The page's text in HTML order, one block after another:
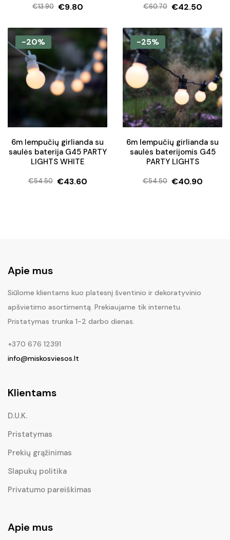
€13.90
Original
price
was:
€13.90.
€9.80
Current
price
€9.80.
€60.70
Original
price
was:
€60.70.
€42.50
Current
price
is:
€42.50.
-20%
6m lempučių girlianda su
saulės baterija G45 PARTY
LIGHTS WHITE
€54.50
Original
€43.60
Current
-25%
6m lempučių girlianda su
saulės baterijomis G45
PARTY LIGHTS
€54.50
Original
€40.90
Current
Apie mus
Siūlome klientams kuo platesnį šventinio ir dekoratyvinio
apšvietimo asortimentą. Prekiaujame tik internetu.
Pristatymas trunka 1-2 darbo dienas.
+370 676 12391
info@miskosviesos.lt
Klientams
D.U.K.
Pristatymas
Prekių grąžinimas
Slapukų politika
Privatumo pareiškimas
Apie mus